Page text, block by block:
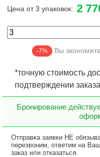
Цена от 3 упаковок: 2
-7% Вы
*точную стоимость
подтверждении заказа
Бронирование
Отправка заявки НЕ
перезвоним, ответим на
заказ или отказаться.